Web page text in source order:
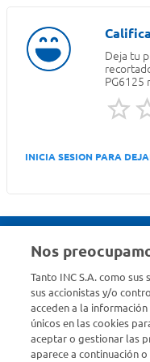
Deja tu
PG6125
INICIA SESION PARA
Estamos para
¿Tenés una consulta?
Nos
Tanto INC S.A. como
sus accionistas y/o
acceden a la
únicos en las cookies
aceptar o gestionar las
aparece a continuación